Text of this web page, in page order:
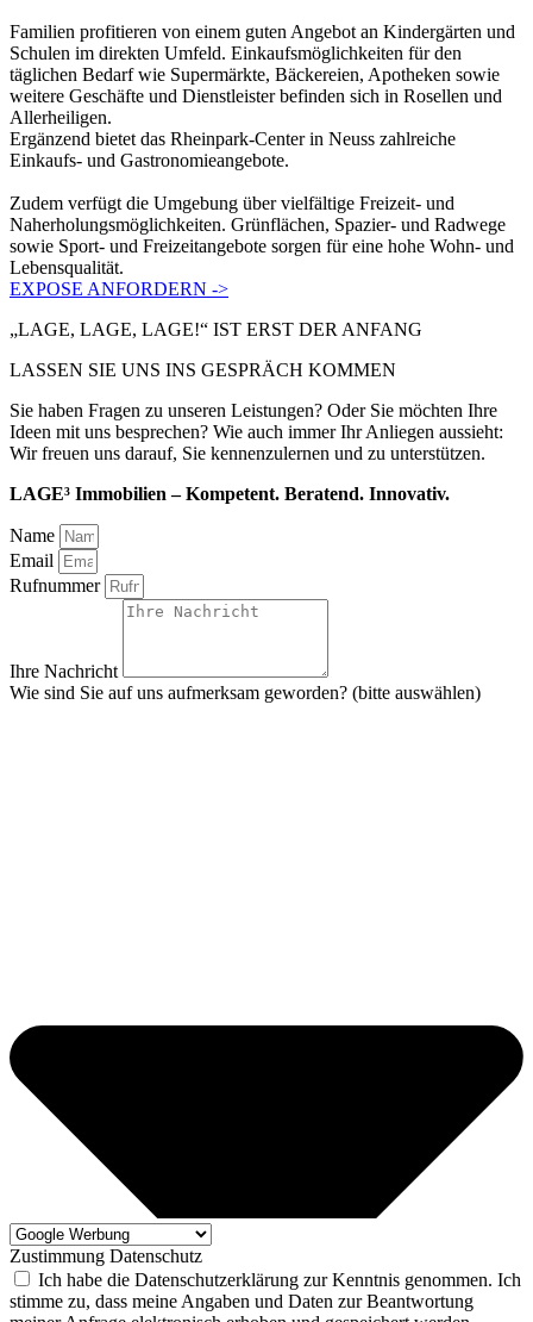
Familien profitieren von einem guten Angebot an Kindergärten und
Schulen im direkten Umfeld. Einkaufsmöglichkeiten für den
täglichen Bedarf wie Supermärkte, Bäckereien, Apotheken sowie
weitere Geschäfte und Dienstleister befinden sich in Rosellen und
Allerheiligen.
Ergänzend bietet das Rheinpark-Center in Neuss zahlreiche
Einkaufs- und Gastronomieangebote.
Zudem verfügt die Umgebung über vielfältige Freizeit- und
Naherholungsmöglichkeiten. Grünflächen, Spazier- und Radwege
sowie Sport- und Freizeitangebote sorgen für eine hohe Wohn- und
Lebensqualität.
EXPOSE ANFORDERN ->
„LAGE, LAGE, LAGE!“ IST ERST DER ANFANG
LASSEN SIE UNS INS GESPRÄCH KOMMEN
Sie haben Fragen zu unseren Leistungen? Oder Sie möchten Ihre
Ideen mit uns besprechen? Wie auch immer Ihr Anliegen aussieht:
Wir freuen uns darauf, Sie kennenzulernen und zu unterstützen.
LAGE³ Immobilien – Kompetent. Beratend. Innovativ.
Name
Email
Rufnummer
Ihre Nachricht
Wie sind Sie auf uns aufmerksam geworden? (bitte auswählen)
Zustimmung Datenschutz
Ich habe die Datenschutzerklärung zur Kenntnis genommen. Ich
stimme zu, dass meine Angaben und Daten zur Beantwortung